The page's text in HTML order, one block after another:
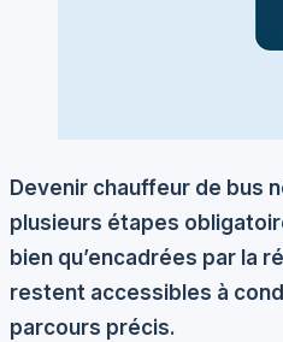
Devenir chauffeur de bus
plusieurs étapes
bien qu’encadrées par la
restent accessibles à
parcours précis.